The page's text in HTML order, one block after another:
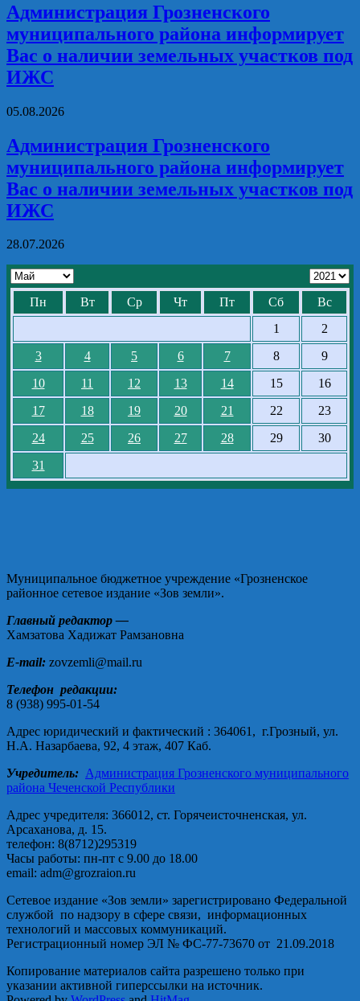
Администрация Грозненского
муниципального района информирует
Вас о наличии земельных участков под
ИЖС
05.08.2026
Администрация Грозненского
муниципального района информирует
Вас о наличии земельных участков под
ИЖС
28.07.2026
Пн Вт Ср Чт Пт Сб
Вс
1
2
3
4 5 6 7 8
9
10
11 12 13 14 15
16
17
18 19 20 21 22
23
24
25 26 27 28 29
30
31
Муниципальное бюджетное учреждение «Грозненское
районное сетевое издание «Зов земли».
Главный редактор —
Хамзатова Хадижат Рамзановна
E-mail: zovzemli@mail.ru
Телефон редакции:
8 (938) 995-01-54
Адрес юридический и фактический : 364061, г.Грозный, ул.
Н.А. Назарбаева, 92, 4 этаж, 407 Каб.
Учредитель: Администрация Грозненского муниципального
района Чеченской Республики
Адрес учредителя: 366012, ст. Горячеисточненская, ул.
Арсаханова, д. 15.
телефон: 8(8712)295319
Часы работы: пн-пт с 9.00 до 18.00
email: adm@grozraion.ru
Сетевое издание «Зов земли» зарегистрировано Федеральной
службой по надзору в сфере связи, информационных
технологий и массовых коммуникаций.
Регистрационный номер ЭЛ № ФС-77-73670 от 21.09.2018
Копирование материалов сайта разрешено только при
указании активной гиперссылки на источник.